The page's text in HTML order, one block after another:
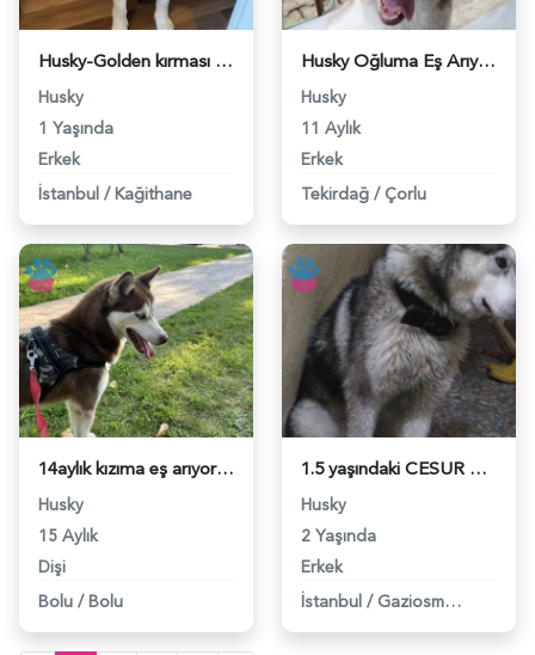
Husky-Golden kırması Gazo - 118972620
Husky
1 Yaşında
Erkek
İstanbul / Kağithane
Husky Oğluma Eş Arıyorum 11 Aylık - 118972050
Husky
11 Aylık
Erkek
Tekirdağ / Çorlu
14aylık kızıma eş arıyoruz - 118971872
Husky
15 Aylık
Dişi
Bolu / Bolu
1.5 yaşındaki CESUR oğlumuza dişi Husky arıyoruz - 118969972
Husky
2 Yaşında
Erkek
İstanbul / Gaziosmanpaşa